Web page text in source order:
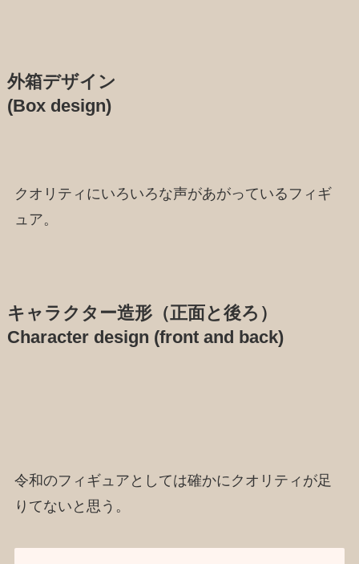
外箱デザイン
(Box design)
クオリティにいろいろな声があがっているフィギ
ュア。
キャラクター造形（正面と後ろ）
Character design (front and back)
令和のフィギュアとしては確かにクオリティが足
りてないと思う。